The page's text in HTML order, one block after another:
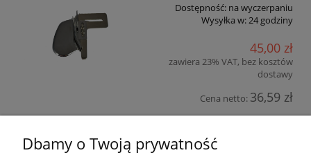
Dostępność: na wyczerpaniu
Wysyłka w:24 godziny
45,00 zł
zawiera 23% VAT, bez kosztów
dostawy
Cena netto: 36,59 zł
Dbamy o Twoją prywatność